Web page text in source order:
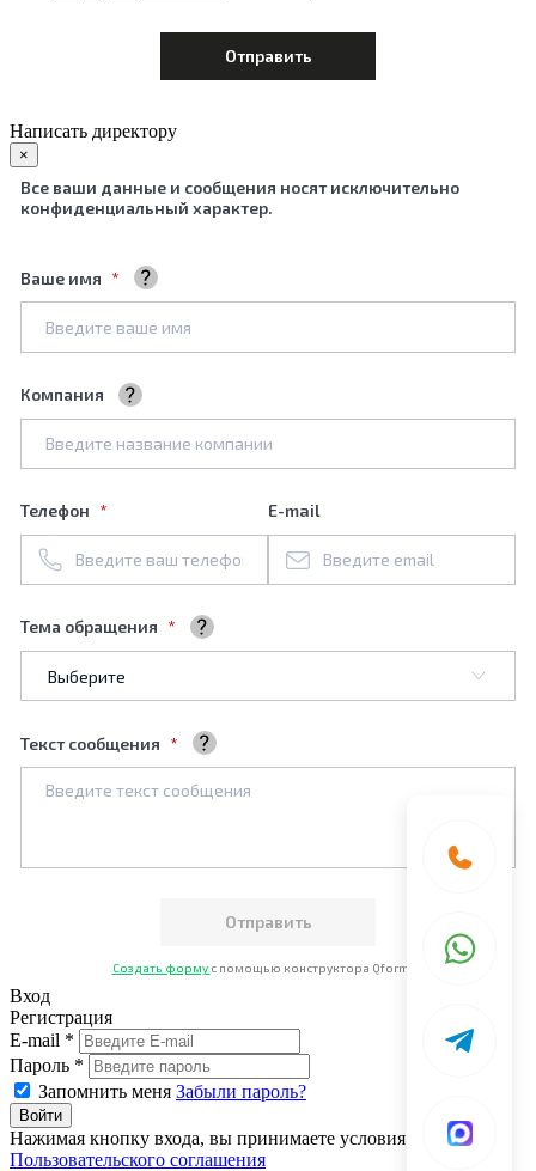
Написать директору
×
Все ваши данные и сообщения носят исключительно
конфиденциальный характер.
Ваше имя
Компания
Телефон E-mail
Тема обращения
Текст сообщения
Создать форму с помощью конструктора Qform.io
Вход
Регистрация
E-mail *
Пароль *
Запомнить меня Забыли пароль?
Нажимая кнопку входа, вы принимаете условия
Пользовательского соглашения